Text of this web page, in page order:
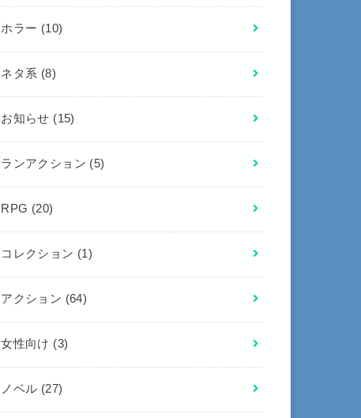
ホラー (10)
ネタ系 (8)
お知らせ (15)
ランアクション (5)
RPG (20)
コレクション (1)
アクション (64)
女性向け (3)
ノベル (27)